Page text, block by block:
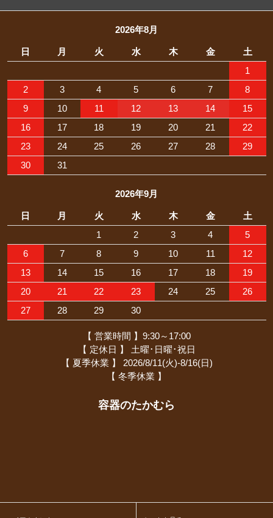
2026年8月
日 月 火 水 木 金
土
1
2
3 4 5 6 7
8
9
10 11 12 13 14
15
16
17 18 19 20 21
22
23
24 25 26 27 28
29
30
31
2026年9月
日 月 火 水 木 金
土
1
2 3 4
5
6
7 8 9 10 11
12
13
14 15 16 17 18
19
20
21 22 23 24 25
26
27
28 29 30
【 営業時間 】9:30～17:00
【 定休日 】 土曜･日曜･祝日
【 夏季休業 】 2026/8/11(火)-8/16(日)
【 冬季休業 】
容器のたかむら